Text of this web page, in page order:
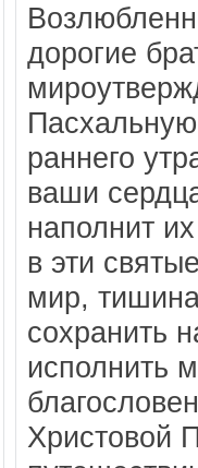
дорогие
раннего
ваши
наполнит
в эти
мир,
сохранить
исполнить
Христовой